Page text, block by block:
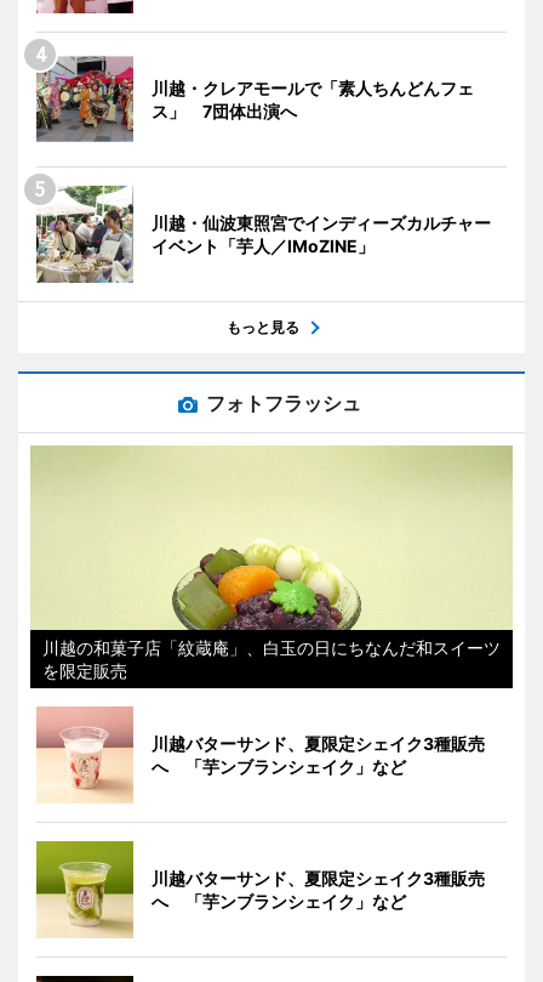
川越・クレアモールで「素人ちんどんフェ
ス」 7団体出演へ
川越・仙波東照宮でインディーズカルチャー
イベント「芋人／IMoZINE」
もっと見る
フォトフラッシュ
川越の和菓子店「紋蔵庵」、白玉の日にちなんだ和スイーツ
を限定販売
川越バターサンド、夏限定シェイク3種販売
へ 「芋ンブランシェイク」など
川越バターサンド、夏限定シェイク3種販売
へ 「芋ンブランシェイク」など